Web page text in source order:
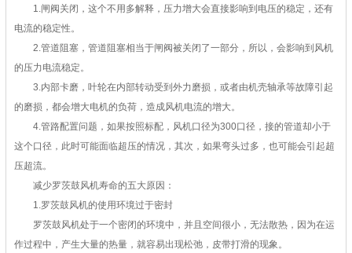
1.闸阀关闭，这个不用多解释，压力增大会直接影响到电压的稳定，还有
电流的稳定性。
2.管道阻塞，管道阻塞相当于闸阀被关闭了一部分，所以，会影响到风机
的压力电流稳定。
3.内部卡磨，叶轮在内部转动受到外力磨损，或者由机壳轴承等故障引起
的磨损，都会增大电机的负荷，造成风机电流的增大。
4.管路配置问题，如果按照标配，风机口径为300口径，接的管道却小于
这个口径，此时可能面临超压的情况，其次，如果弯头过多，也可能会引起超
压超流。
减少罗茨鼓风机寿命的五大原因：
1.罗茨鼓风机的使用环境过于密封
罗茨鼓风机处于一个密闭的环境中，并且空间很小，无法散热，因为在运
作过程中，产生大量的热量，就容易出现松弛，皮带打滑的现象。